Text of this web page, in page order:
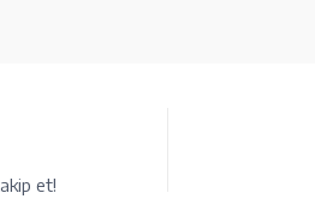
et!